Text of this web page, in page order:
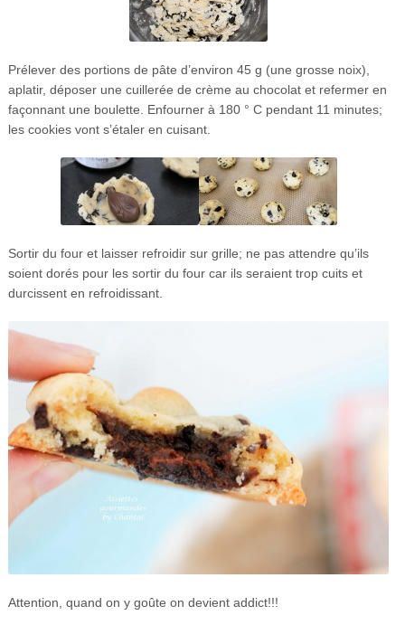
Prélever des portions de pâte d’environ 45 g (une grosse noix),
aplatir, déposer une cuillerée de crème au chocolat et refermer en
façonnant une boulette. Enfourner à 180 ° C pendant 11 minutes;
les cookies vont s’étaler en cuisant.
Sortir du four et laisser refroidir sur grille; ne pas attendre qu’ils
soient dorés pour les sortir du four car ils seraient trop cuits et
durcissent en refroidissant.
Attention, quand on y goûte on devient addict!!!